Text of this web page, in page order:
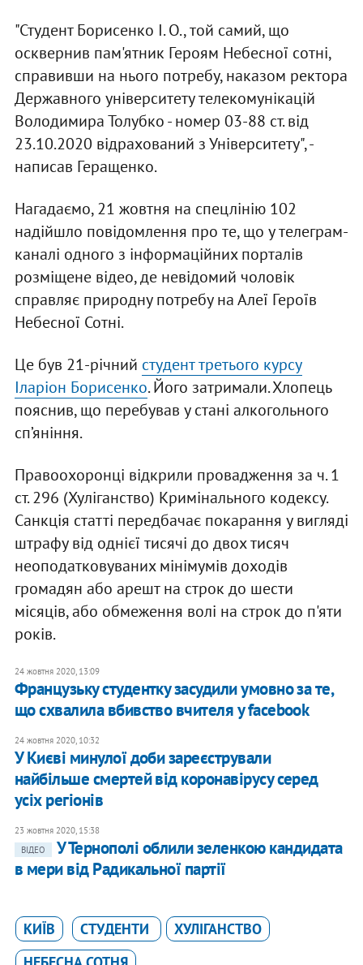
"Студент Борисенко І. О., той самий, що
осквернив пам'ятник Героям Небесної сотні,
справивши на нього потребу, наказом ректора
Державного університету телекомунікацій
Володимира Толубко - номер 03-88 ст. від
23.10.2020 відрахований з Університету", -
написав Геращенко.
Нагадаємо, 21 жовтня на спецлінію 102
надійшло повідомлення про те, що у телеграм-
каналі одного з інформаційних порталів
розміщене відео, де невідомий чоловік
справляє природну потребу на Алеї Героїв
Небесної Сотні.
Це був 21-річний студент третього курсу
Іларіон Борисенко. Його затримали. Хлопець
пояснив, що перебував у стані алкогольного
сп’яніння.
Правоохоронці відкрили провадження за ч. 1
ст. 296 (Хуліганство) Кримінального кодексу.
Санкція статті передбачає покарання у вигляді
штрафу від однієї тисячі до двох тисяч
неоподатковуваних мінімумів доходів
громадян або арешт на строк до шести
місяців, або обмеження волі на строк до п'яти
років.
24 жовтня 2020, 13:09
Французьку студентку засудили умовно за те,
що схвалила вбивство вчителя у facebook
24 жовтня 2020, 10:32
У Києві минулої доби зареєстрували
найбільше смертей від коронавірусу серед
усіх регіонів
23 жовтня 2020, 15:38
ВІДЕО
У Тернополі облили зеленкою кандидата
в мери від Радикальної партії
КИЇВ СТУДЕНТИ
ХУЛІГАНСТВО